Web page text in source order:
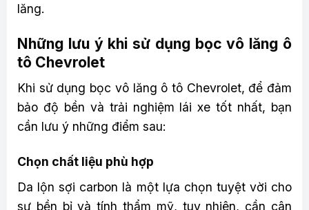
lăng.
Những lưu ý khi sử dụng bọc vô lăng ô
tô Chevrolet
Khi sử dụng bọc vô lăng ô tô Chevrolet, để đảm
bảo độ bền và trải nghiệm lái xe tốt nhất, bạn
cần lưu ý những điểm sau:
Chọn chất liệu phù hợp
Da lộn sợi carbon là một lựa chọn tuyệt vời cho
sự bền bỉ và tính thẩm mỹ, tuy nhiên, cần cân